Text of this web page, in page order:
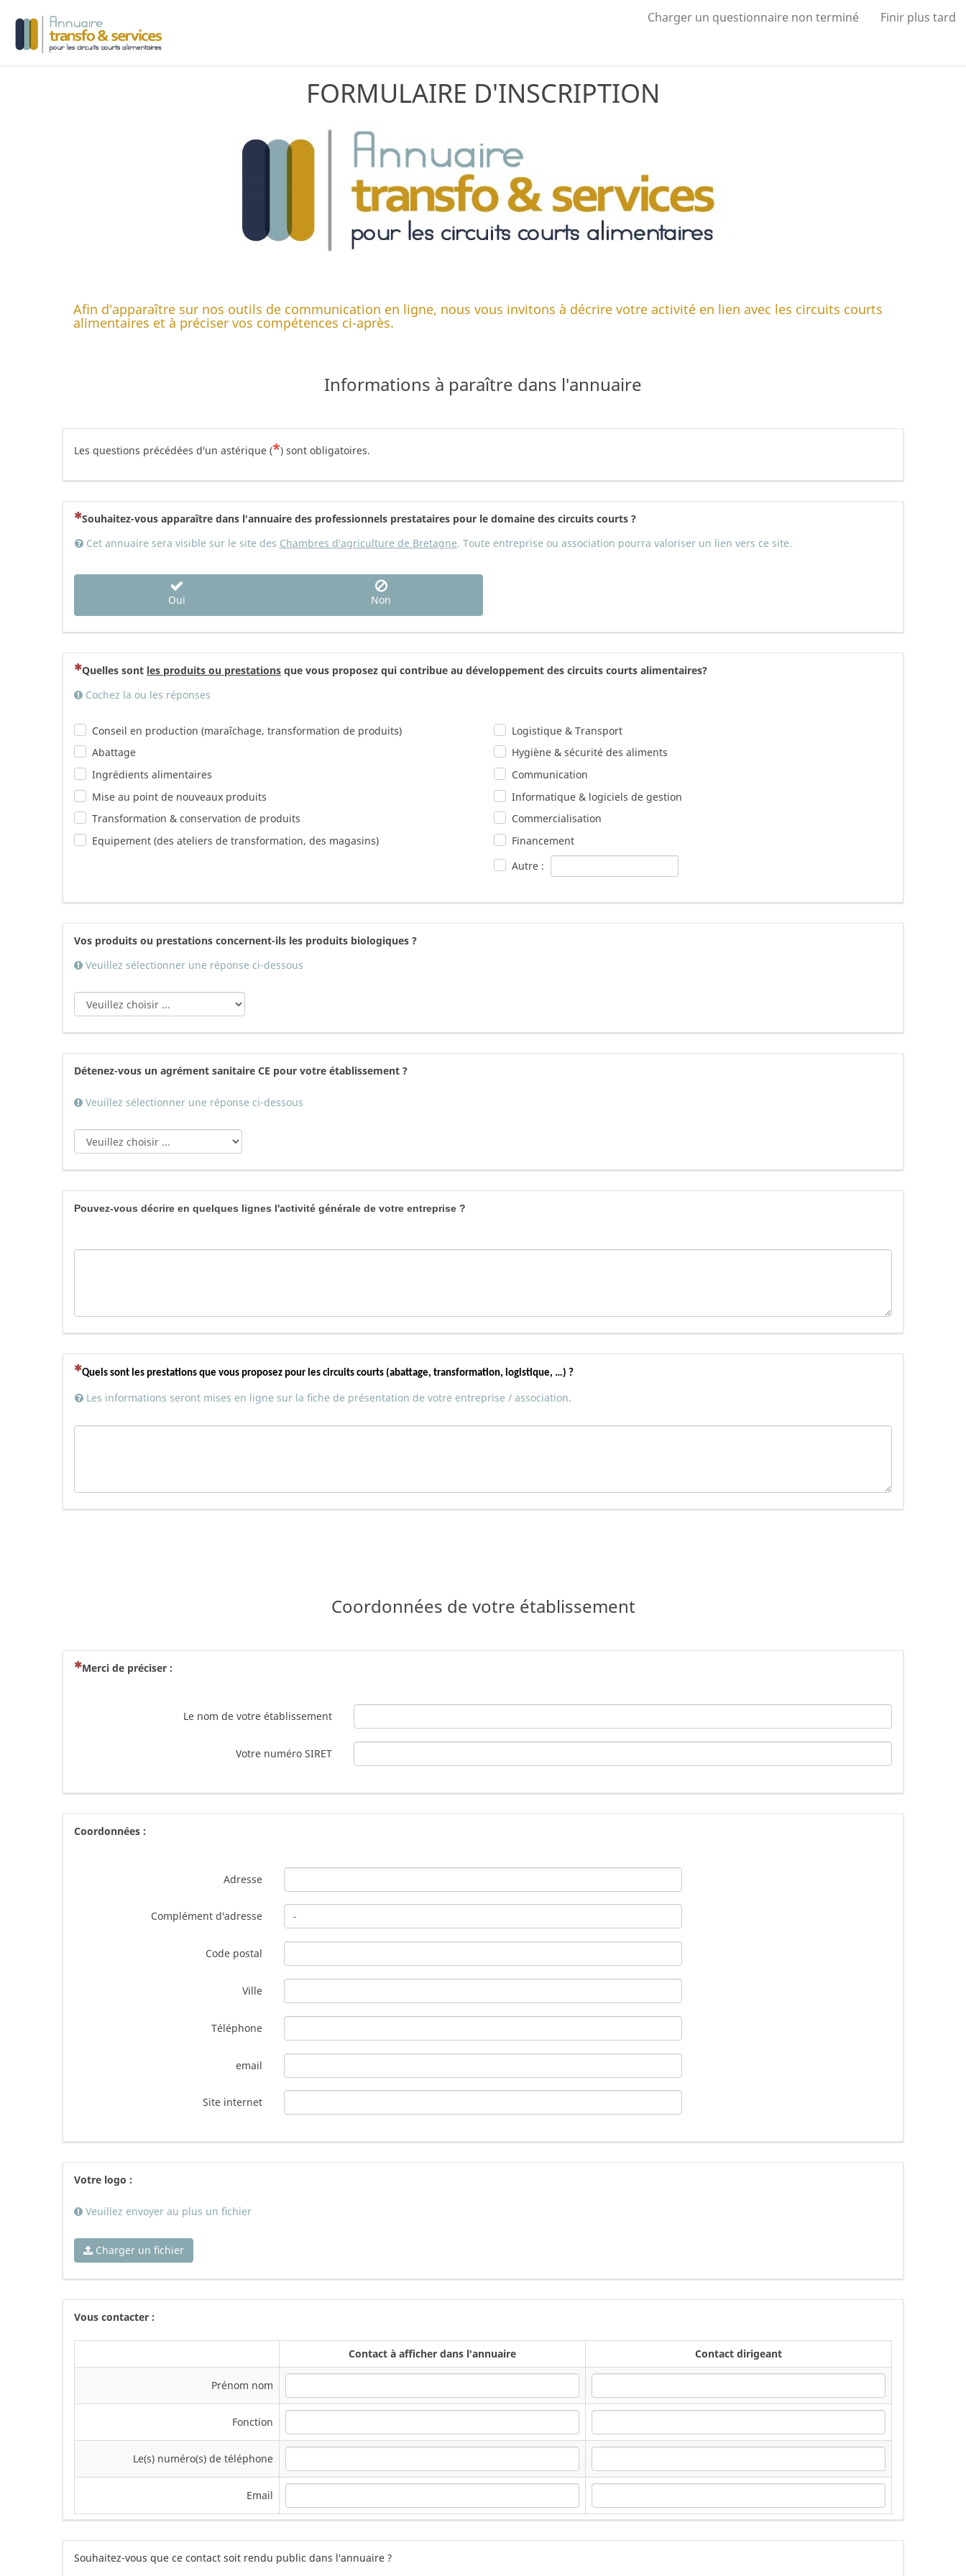
Charger un questionnaire non terminé Finir plus tard
FORMULAIRE D'INSCRIPTION
Afin d'apparaître sur nos outils de communication en ligne, nous vous invitons à décrire votre activité en lien avec les circuits courts
alimentaires et à préciser vos compétences ci-après.
Informations à paraître dans l'annuaire
Les questions précédées d'un astérique (*) sont obligatoires.
(Cette question est obligatoire)
Souhaitez-vous apparaître dans l'annuaire des professionnels prestataires pour le domaine des circuits courts ?
Cet annuaire sera visible sur le site des Chambres d'agriculture de Bretagne. Toute entreprise ou association pourra valoriser un lien vers ce site.
Oui Non
(Cette question est obligatoire)
Quelles sont les produits ou prestations que vous proposez qui contribue au développement des circuits courts alimentaires?
Cochez la ou les réponses
Conseil en production (maraîchage, transformation de produits)
Abattage
Ingrédients alimentaires
Mise au point de nouveaux produits
Transformation & conservation de produits
Equipement (des ateliers de transformation, des magasins)
Logistique & Transport
Hygiène & sécurité des aliments
Communication
Informatique & logiciels de gestion
Commercialisation
Financement
Autre :
Vos produits ou prestations concernent-ils les produits biologiques ?
Veuillez sélectionner une réponse ci-dessous
Détenez-vous un agrément sanitaire CE pour votre établissement ?
Veuillez sélectionner une réponse ci-dessous
Pouvez-vous décrire en quelques lignes l'activité générale de votre entreprise ?
(Cette question est obligatoire)
Quels sont les prestations que vous proposez pour les circuits courts (abattage, transformation, logistique, …) ?
Les informations seront mises en ligne sur la fiche de présentation de votre entreprise / association.
Coordonnées de votre établissement
(Cette question est obligatoire)
Merci de préciser :
Le nom de votre établissement
Votre numéro SIRET
Coordonnées :
Adresse
Complément d'adresse
Code postal
Ville
Téléphone
email
Site internet
Votre logo :
Veuillez envoyer au plus un fichier
Charger un fichier
Vous contacter :
Contact à afficher dans l'annuaire Contact dirigeant
Prénom nom
Fonction
Le(s) numéro(s) de téléphone
Email
Souhaitez-vous que ce contact soit rendu public dans l'annuaire ?